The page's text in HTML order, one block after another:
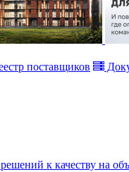
поставщиков
к качеству на